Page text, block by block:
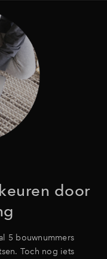
door
5 bouwnummers
Toch nog iets